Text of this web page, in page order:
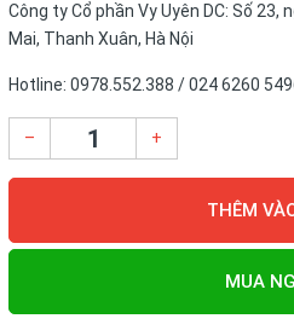
Công ty Cổ phần Vy Uyên DC: Số 23,
Mai, Thanh Xuân, Hà Nội
Hotline: 0978.552.388 / 024 6260
– +
THÊM
MUA